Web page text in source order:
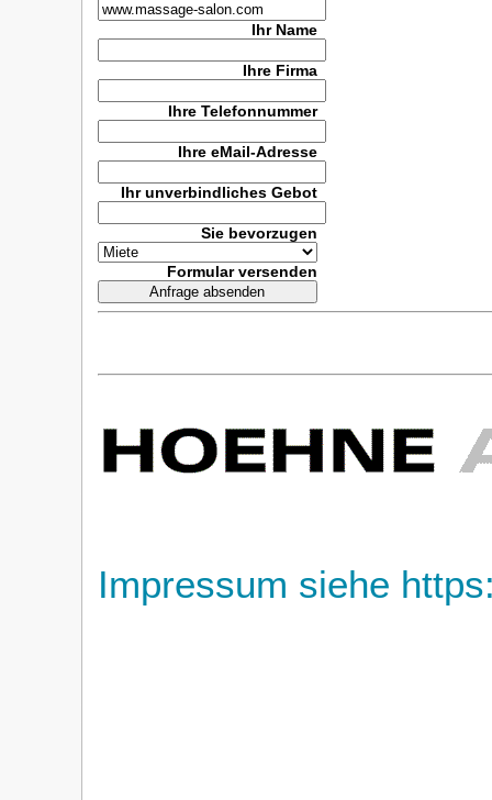
Ihr Name
Ihre Firma
Ihre Telefonnummer
Ihre eMail-Adresse
Ihr unverbindliches Gebot
Sie bevorzugen
Formular versenden
Impressum siehe